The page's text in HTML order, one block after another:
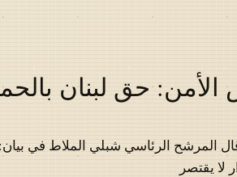
حق لبنان
المرشح الرئاسي شبلي الملاط في
لا يقتصر